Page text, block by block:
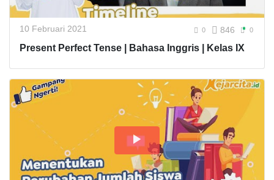
10 Februari 2021 0 846 0
Present Perfect Tense | Bahasa Inggris | Kelas IX